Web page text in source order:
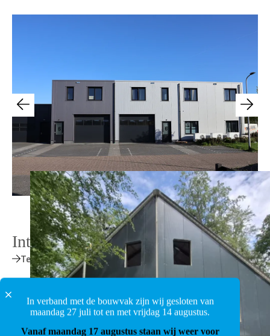
In verband met de bouwvak zijn wij gesloten van
maandag 27 juli tot en met vrijdag 14 augustus.
Vanaf maandag 17 augustus staan wij weer voor
Interessante projecten
Terug naar het overzicht